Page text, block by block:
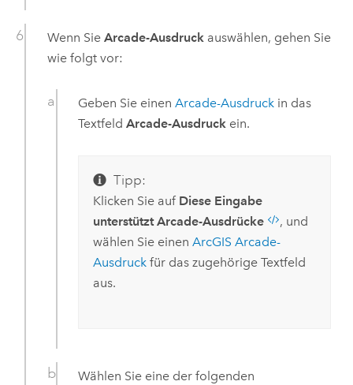
Wenn Sie Arcade-Ausdruckauswählen, gehen Sie
wie folgt vor:
Geben Sie einenArcade-Ausdruck in das
TextfeldArcade-Ausdruck ein.
Tipp:
Klicken Sie auf Diese Eingabe
unterstützt Arcade-Ausdrücke
, und
wählen Sie einen ArcGIS Arcade-
Ausdruckfür das zugehörige Textfeld
aus.
Wählen Sie eine der folgenden